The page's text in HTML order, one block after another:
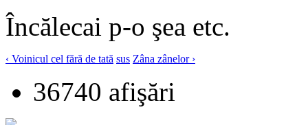
Încălecai p-o şea etc.
‹ Voinicul cel fără de tată sus Zâna zânelor ›
36740 afişări